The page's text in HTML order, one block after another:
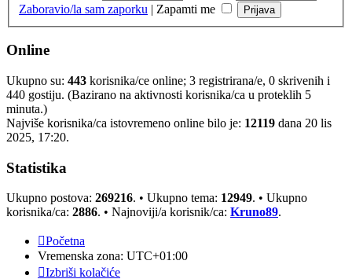
Zaboravio/la sam zaporku | Zapamti me
Online
Ukupno su: 443 korisnika/ce online; 3 registrirana/e, 0 skrivenih i
440 gostiju. (Bazirano na aktivnosti korisnika/ca u proteklih 5
minuta.)
Najviše korisnika/ca istovremeno online bilo je: 12119 dana 20 lis
2025, 17:20.
Statistika
Ukupno postova: 269216. • Ukupno tema: 12949. • Ukupno
korisnika/ca: 2886. • Najnoviji/a korisnik/ca: Kruno89.
Početna
Vremenska zona: UTC+01:00
Izbriši kolačiće